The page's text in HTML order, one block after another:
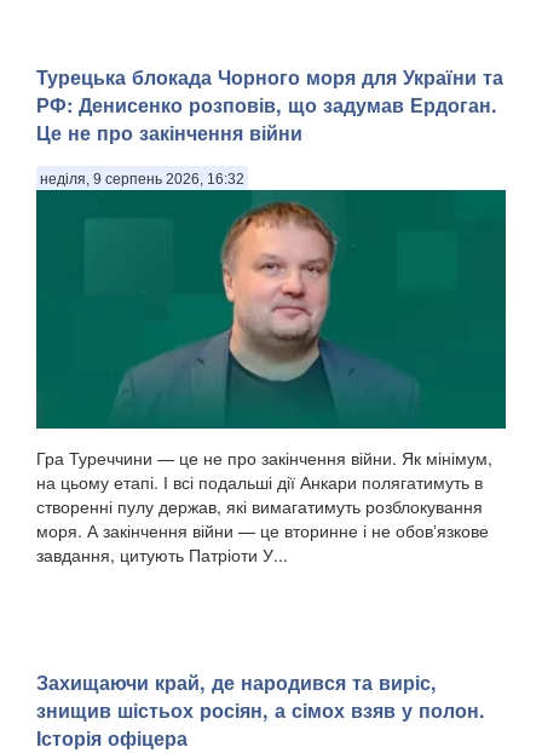
Турецька блокада Чорного моря для України та
РФ: Денисенко розповів, що задумав Ердоган.
Це не про закінчення війни
неділя, 9 серпень 2026, 16:32
Гра Туреччини — це не про закінчення війни. Як мінімум,
на цьому етапі. І всі подальші дії Анкари полягатимуть в
створенні пулу держав, які вимагатимуть розблокування
моря. А закінчення війни — це вторинне і не обовʼязкове
завдання, цитують Патріоти У...
Захищаючи край, де народився та виріс,
знищив шістьох росіян, а сімох взяв у полон.
Історія офіцера